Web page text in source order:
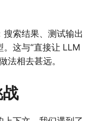
索结果、测试输出
这与“直接让 LLM
法相去甚远。